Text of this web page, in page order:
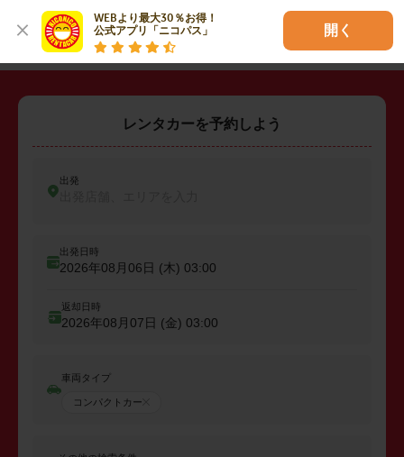
WEBより最大30％お得！
公式アプリ「ニコパス」
開く
トップページ
レンタカーを予約しよう
出発
出発日時
2026年08月06日 (木) 03:00
返却日時
2026年08月07日 (金) 03:00
車両タイプ
コンパクトカー